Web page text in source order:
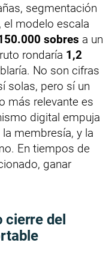
segmentación
el modelo escala
sobres a un
rondaría 1,2
No son cifras
solas, pero sí un
más relevante es
digital empuja
membresía, y la
En tiempos de
ganar
cierre del